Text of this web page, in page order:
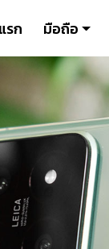
รก มือถือ